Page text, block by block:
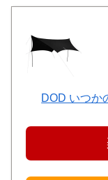
DOD いつか